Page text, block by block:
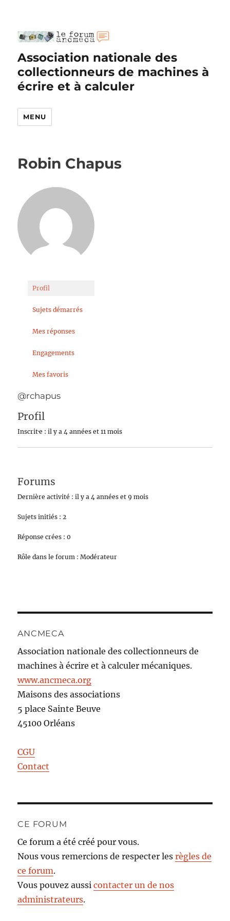
Association nationale des
collectionneurs de machines à
écrire et à calculer
MENU
Robin Chapus
Profil
Sujets démarrés
Mes réponses
Engagements
Mes favoris
@rchapus
Profil
Inscrit·e : il y a 4 années et 11 mois
Forums
Dernière activité : il y a 4 années et 9 mois
Sujets initiés : 2
Réponse crées : 0
Rôle dans le forum : Modérateur
ANCMECA
Association nationale des collectionneurs de
machines à écrire et à calculer mécaniques.
www.ancmeca.org
Maisons des associations
5 place Sainte Beuve
45100 Orléans
CGU
Contact
CE FORUM
Ce forum a été créé pour vous.
Nous vous remercions de respecter lesrègles de
ce forum.
Vous pouvez aussicontacter un de nos
administrateurs.